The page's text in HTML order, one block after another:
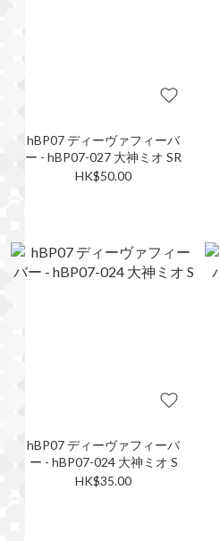
hBP07 ディーヴァフィーバ
ー - hBP07-027 大神ミオ SR
HK$50.00
hBP07 ディーヴァフィーバ
ー - hBP07-024 大神ミオ S
HK$35.00